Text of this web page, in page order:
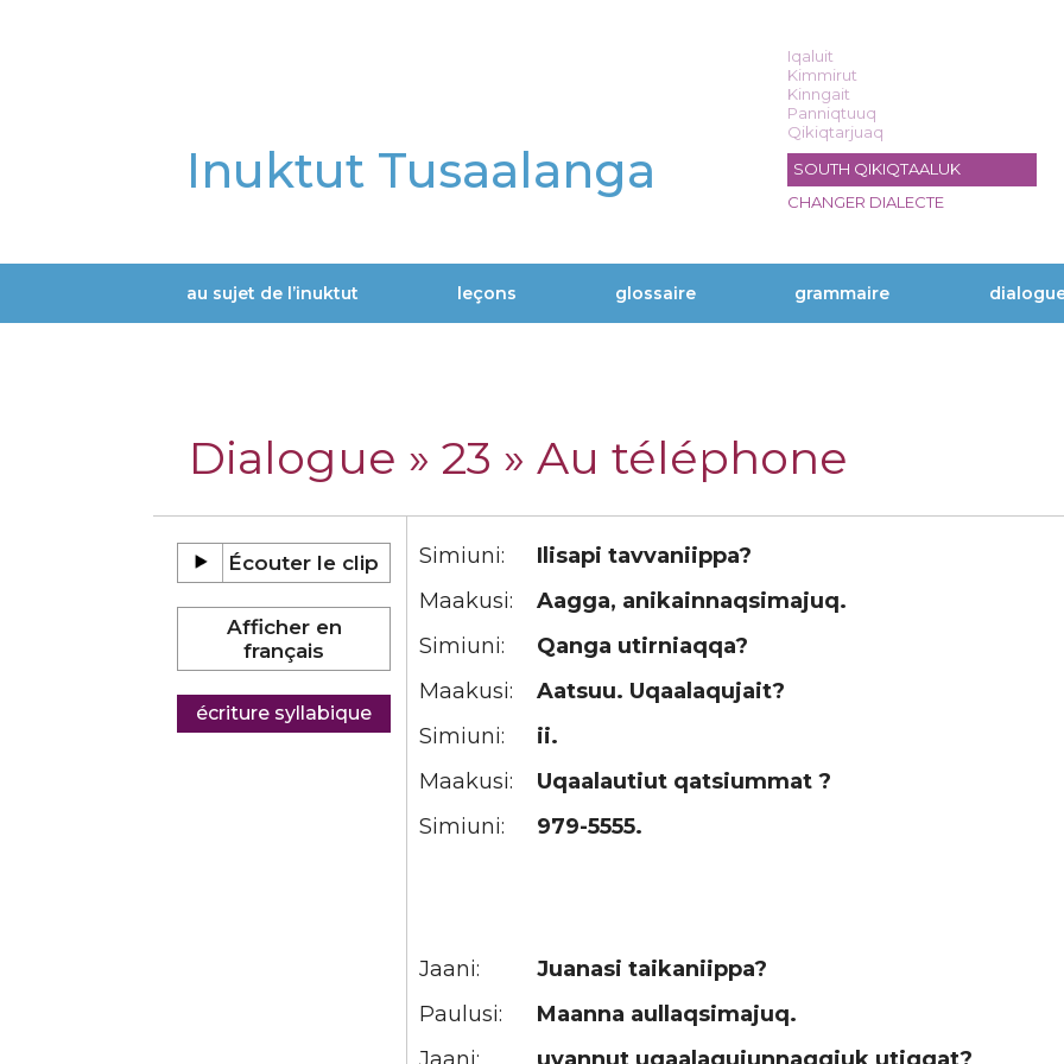
Inuktut Tusaalanga
Iqaluit
Kimmirut
Kinngait
Panniqtuuq
Qikiqtarjuaq
SOUTH QIKIQTAALUK
CHANGER DIALECTE
Main
au sujet de l’inuktut leçons glossaire grammaire
Dialogue » 23 » Au téléphone
Simiuni:
Ilisapi tavvaniippa?
Maakusi:
Aagga, anikainnaqsimajuq.
Simiuni:
Qanga utirniaqqa?
Maakusi:
Aatsuu. Uqaalaqujait?
Simiuni:
ii.
Maakusi:
Uqaalautiut qatsiummat ?
Simiuni:
979-5555.
Jaani:
Juanasi taikaniippa?
Paulusi:
Maanna aullaqsimajuq.